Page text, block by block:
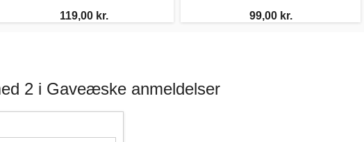
119,00 kr. 99,00 kr.
2 i Gaveæske anmeldelser